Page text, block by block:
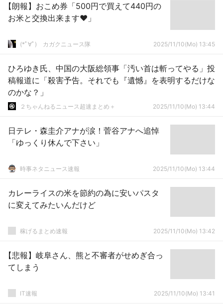
【朗報】おこめ券「500円で買えて440円の
お米と交換出来ます♥」
(*ﾟ∀ﾟ)ゞカガクニュース隊 2025/11/10(Mo) 13:45
ひろゆき氏、中国の大阪総領事「汚い首は斬ってやる」投
稿報道に「殺害予告。それでも『遺憾』を表明するだけな
のかな？」
２ちゃんねるニュース超速まとめ＋ 2025/11/10(Mo) 13:44
日テレ・森圭介アナが涙！菅谷アナへ追悼
「ゆっくり休んで下さい」
時事ネタニュース速報 2025/11/10(Mo) 13:44
カレーライスの米を節約の為に安いパスタ
に変えてみたいんだけど
稼げるまとめ速報 2025/11/10(Mo) 13:42
【悲報】岐阜さん、熊と不審者がせめぎ合っ
てしまう
IT速報 2025/11/10(Mo) 13:41